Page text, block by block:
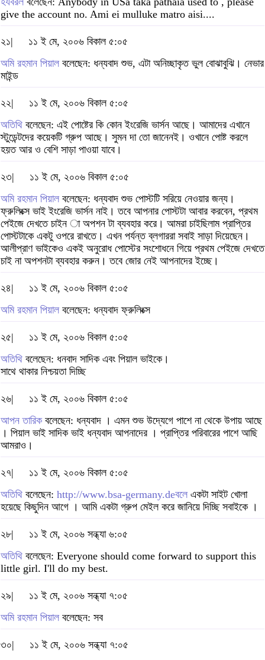
give the account no. Ami ei mulluke matro aisi....
২১|
১১ ই মে, ২০০৬ বিকাল ৫:০৫
অমি রহমান পিয়াল বলেছেন: ধন্যবাদ শুভ, এটা অনিচ্ছাকৃত ভুল বোঝাবুঝি। নেভার
মাইন্ড
২২|
১১ ই মে, ২০০৬ বিকাল ৫:০৫
অতিথি বলেছেন: এই পোষ্টের কি কোন ইংরেজি ভার্সন আছে। আমাদের এখানে
স্টুডেন্টদের কয়েকটি গ্রুপ আছে। সুমন দা তো জানেনই। ওখানে পোষ্ট করলে
হয়ত আর ও বেশি সাড়া পাওয়া যাবে।
২৩|
১১ ই মে, ২০০৬ বিকাল ৫:০৫
অমি রহমান পিয়াল বলেছেন: ধন্যবাদ শুভ পোস্টটি সরিয়ে নেওয়ার জন্য।
ফ্রুলিংক্স ভাই ইংরেজি ভার্সন নাই। তবে আপনার পোস্টটা আবার করবেন, প্রথম
পেইজে দেখতে চাইন া অপশন টা ব্যবহার করে। আমরা চাইছিলাম প্রাপ্তির
পোস্টটাকে একটু ওপরে রাখতে। এখন পর্যন্ত ব্লগাররা সবাই সাড়া দিয়েছেন।
আলীপ্রাণ ভাইকেও একই অনুরোধ পোস্টের সংশোধনে গিয়ে প্রথম পেইজে দেখতে
চাই না অপশনটা ব্যবহার করুন। তবে জোর নেই আপনাদের ইচ্ছে।
২৪|
১১ ই মে, ২০০৬ বিকাল ৫:০৫
অমি রহমান পিয়াল বলেছেন: ধন্যবাদ ফ্রুলিংক্স
২৫|
১১ ই মে, ২০০৬ বিকাল ৫:০৫
অতিথি বলেছেন: ধনবাদ সাদিক এবং পিয়াল ভাইকে।
সাথে থাকার নিশ্চয়তা দিচ্ছি
২৬|
১১ ই মে, ২০০৬ বিকাল ৫:০৫
আপন তারিকবলেছেন: ধন্যবাদ । এমন শুভ উদ্যেগে পাশে না থেকে উপায় আছে
। পিয়াল ভাই সাদিক ভাই ধন্যবাদ আপনাদের । প্রাপ্তির পরিবারের পাশে আছি
আমরাও।
২৭|
১১ ই মে, ২০০৬ বিকাল ৫:০৫
অতিথি বলেছেন: http://www.bsa-germany.deবলে একটা সাইট খোলা
হয়েছে কিছুদিন আগে । আমি একটা গ্রুপ মেইল করে জানিয়ে দিচ্ছি সবাইকে ।
২৮|
১১ ই মে, ২০০৬ সন্ধ্যা ৬:০৫
অতিথি বলেছেন: Everyone should come forward to support this
little girl. I'll do my best.
২৯|
১১ ই মে, ২০০৬ সন্ধ্যা ৭:০৫
অমি রহমান পিয়াল বলেছেন: সব
৩০|
১১ ই মে, ২০০৬ সন্ধ্যা ৭:০৫